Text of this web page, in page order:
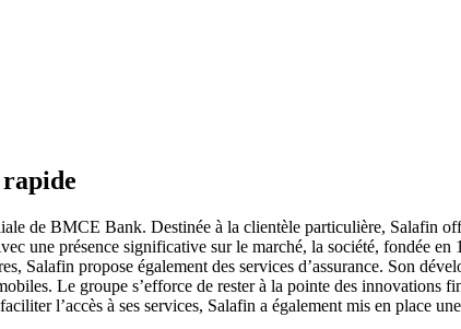
de BMCE Bank. Destinée à la clientèle particulière, Salafin
une présence significative sur le marché, la société, fondée en
Salafin propose également des services d’assurance. Son
Le groupe s’efforce de rester à la pointe des innovations
l’accès à ses services, Salafin a également mis en place